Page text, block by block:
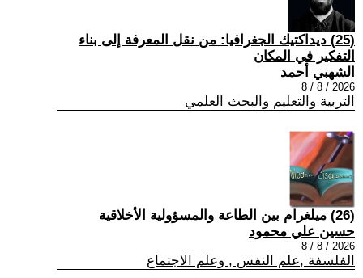
(25) ديداكتيك الجغرافيا: من نقل المعرفة إلى بناء
التفكير في المكان
الشهبي أحمد
2026 / 8 / 8
التربية والتعليم والبحث العلمي
(26) ميلغرام بين الطاعة والمسؤولية الأخلاقية
حسين علي محمود
2026 / 8 / 8
الفلسفة ,علم النفس , وعلم الاجتماع